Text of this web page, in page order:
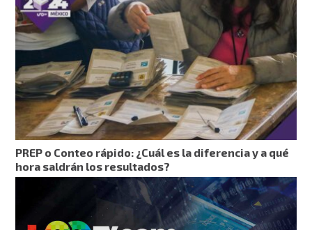
PREP o Conteo rápido: ¿Cuál es la diferencia y a qué
hora saldrán los resultados?